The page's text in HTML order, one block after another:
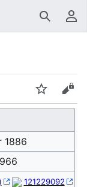
Suchen
1886
121229092